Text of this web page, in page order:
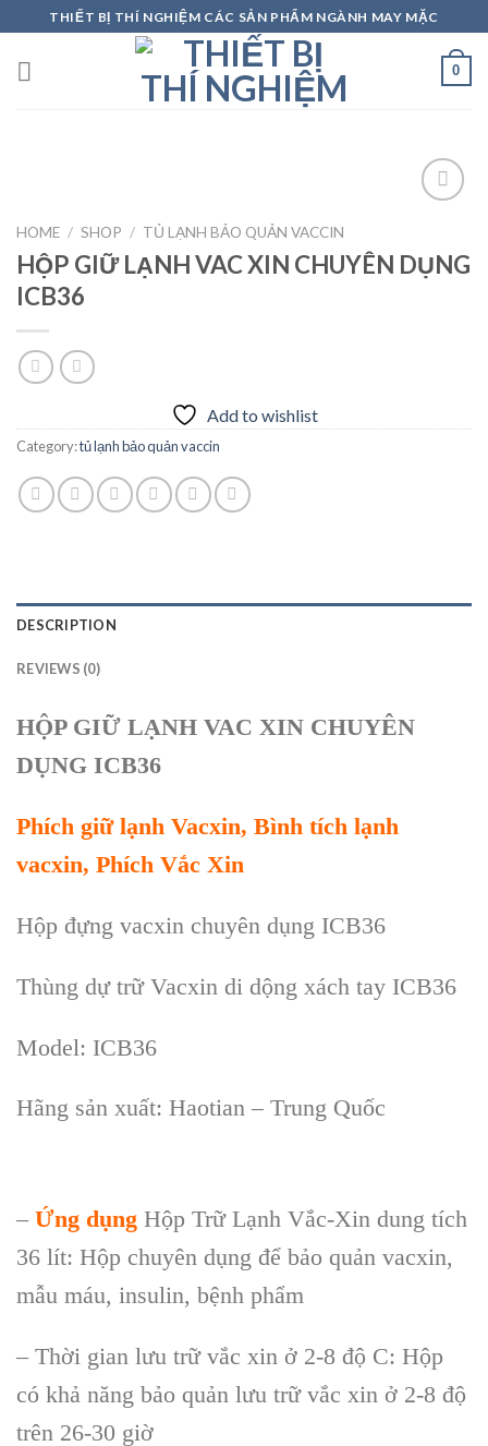
to
content
THIẾT BỊ THÍ NGHIỆM CÁC SẢN PHẨM NGÀNH MAY MẶC
0
Add to
wishlist
HOME / SHOP / TỦ LẠNH BẢO QUẢN VACCIN
HỘP GIỮ LẠNH VAC XIN CHUYÊN DỤNG
ICB36
Add to wishlist
Category:tủ lạnh bảo quản vaccin
DESCRIPTION
REVIEWS (0)
HỘP GIỮ LẠNH VAC XIN CHUYÊN
DỤNG ICB36
Phích giữ lạnh Vacxin, Bình tích lạnh
vacxin, Phích Vắc Xin
Hộp đựng vacxin chuyên dụng ICB36
Thùng dự trữ Vacxin di dộng xách tay ICB36
Model: ICB36
Hãng sản xuất: Haotian – Trung Quốc
– Ứng dụng Hộp Trữ Lạnh Vắc-Xin dung tích
36 lít: Hộp chuyên dụng để bảo quản vacxin,
mẫu máu, insulin, bệnh phẩm
– Thời gian lưu trữ vắc xin ở 2-8 độ C: Hộp
có khả năng bảo quản lưu trữ vắc xin ở 2-8 độ
trên 26-30 giờ